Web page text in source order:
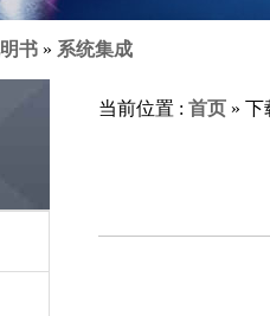
书 » 系统集成
当前位置 : 首页 » 下